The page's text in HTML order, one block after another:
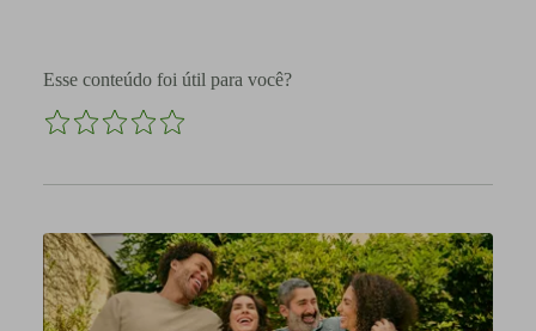
Esse conteúdo foi útil para você?